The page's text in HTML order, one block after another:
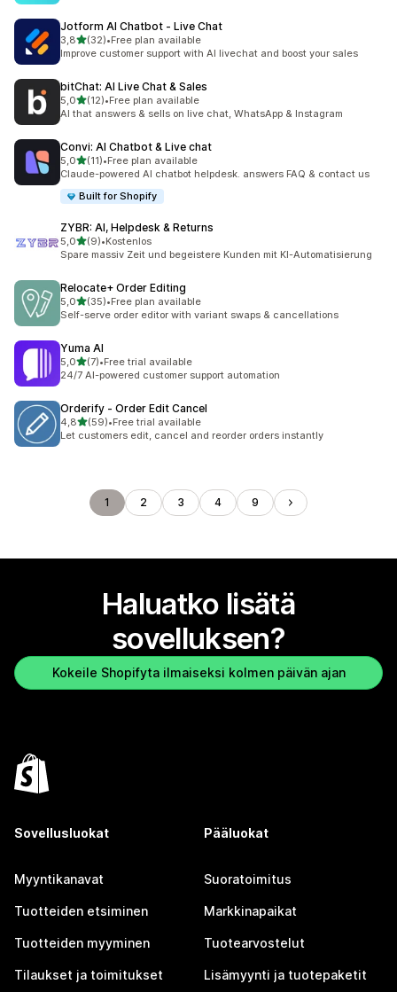
Jotform AI Chatbot ‑ Live Chat
3,8/ 5 tähteä
(32)
32 arvostelua yhteensä
•Free plan available
Improve customer support with AI livechat and boost your sales
bitChat: AI Live Chat & Sales
5,0/ 5 tähteä
(12)
12 arvostelua yhteensä
•Free plan available
AI that answers & sells on live chat, WhatsApp & Instagram
Convi: AI Chatbot & Live chat
5,0/ 5 tähteä
(11)
11 arvostelua yhteensä
•Free plan available
Claude-powered AI chatbot helpdesk. answers FAQ & contact us
Built for Shopify
ZYBR: AI, Helpdesk & Returns
5,0/ 5 tähteä
(9)
9 arvostelua yhteensä
•Kostenlos
Spare massiv Zeit und begeistere Kunden mit KI-Automatisierung
Relocate+ Order Editing
5,0/ 5 tähteä
(35)
35 arvostelua yhteensä
•Free plan available
Self-serve order editor with variant swaps & cancellations
Yuma AI
5,0/ 5 tähteä
(7)
7 arvostelua yhteensä
•Free trial available
24/7 AI-powered customer support automation
Orderify ‑ Order Edit Cancel
4,8/ 5 tähteä
(59)
59 arvostelua yhteensä
•Free trial available
Let customers edit, cancel and reorder orders instantly
1 2 3 4 9
Haluatko lisätä
sovelluksen?
Kokeile Shopifyta ilmaiseksi kolmen päivän ajan
Sovellusluokat
Myyntikanavat
Tuotteiden etsiminen
Tuotteiden myyminen
Tilaukset ja toimitukset
Pääluokat
Suoratoimitus
Markkinapaikat
Tuotearvostelut
Lisämyynti ja tuotepaketit